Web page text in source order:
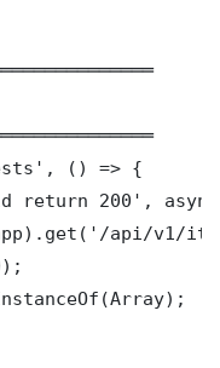
() => {
return 200',
api/v1/